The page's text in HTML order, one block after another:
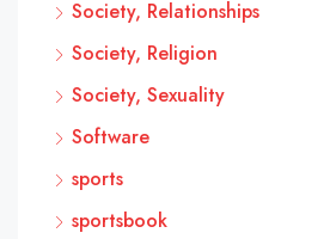
Society, Relationships
Society, Religion
Society, Sexuality
Software
sports
sportsbook